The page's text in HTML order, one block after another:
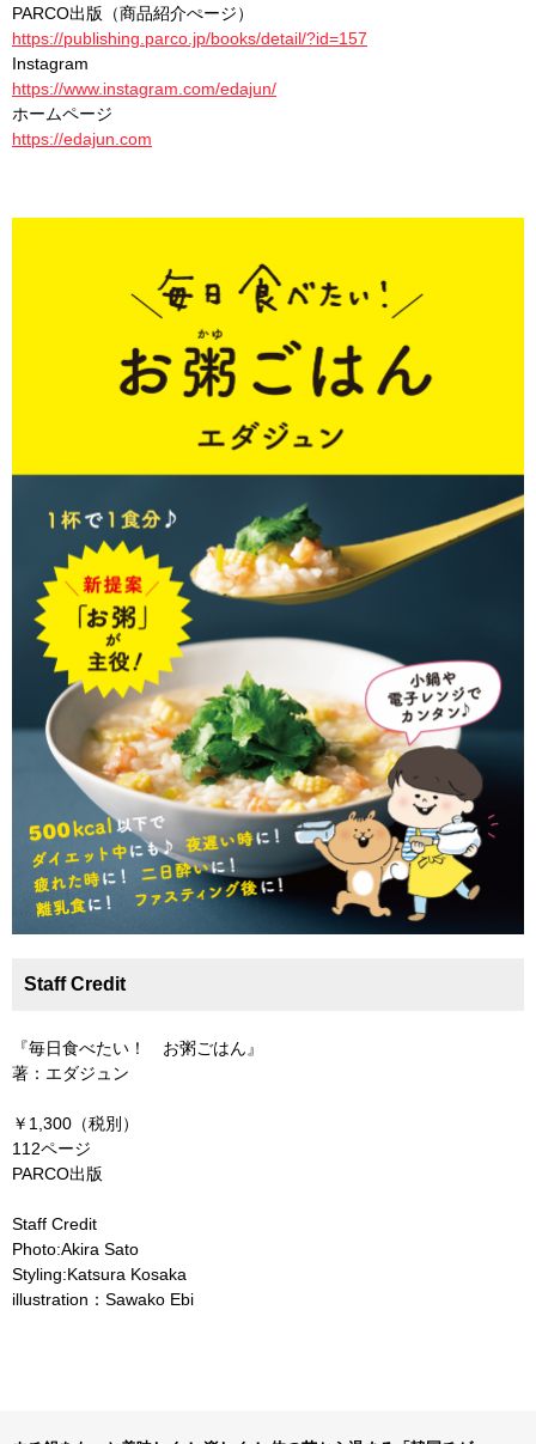
PARCO出版（商品紹介ぺージ）
https://publishing.parco.jp/books/detail/?id=157
Instagram
https://www.instagram.com/edajun/
ホームページ
https://edajun.com
Staff Credit
『毎日食べたい！ お粥ごはん』
著：エダジュン
￥1,300（税別）
112ページ
PARCO出版
Staff Credit
Photo:Akira Sato
Styling:Katsura Kosaka
illustration：Sawako Ebi